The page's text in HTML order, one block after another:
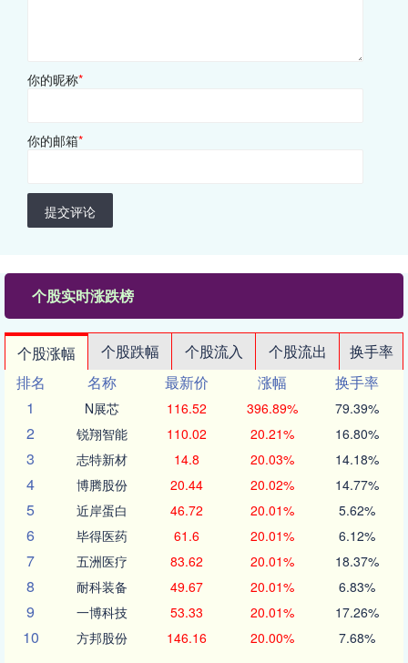
你的昵称*
你的邮箱*
提交评论
个股实时涨跌榜
个股涨幅 个股跌幅 个股流入 个股流出
换手率
排名
名称 最新价 涨幅
换手率
1
N展芯 116.52 396.89% 79.39%
2 锐翔智能 110.02 20.21% 16.80%
3 志特新材 14.8 20.03% 14.18%
4 博腾股份 20.44 20.02% 14.77%
5 近岸蛋白 46.72 20.01% 5.62%
6 毕得医药 61.6 20.01% 6.12%
7 五洲医疗 83.62 20.01% 18.37%
8 耐科装备 49.67 20.01% 6.83%
9 一博科技 53.33 20.01% 17.26%
10 方邦股份 146.16 20.00% 7.68%